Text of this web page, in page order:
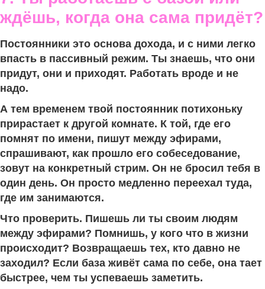
ждёшь, когда она сама придёт?
Постоянники это основа дохода, и с ними легко
впасть в пассивный режим. Ты знаешь, что они
придут, они и приходят. Работать вроде и не
надо.
А тем временем твой постоянник потихоньку
прирастает к другой комнате. К той, где его
помнят по имени, пишут между эфирами,
спрашивают, как прошло его собеседование,
зовут на конкретный стрим. Он не бросил тебя в
один день. Он просто медленно переехал туда,
где им занимаются.
Что проверить. Пишешь ли ты своим людям
между эфирами? Помнишь, у кого что в жизни
происходит? Возвращаешь тех, кто давно не
заходил? Если база живёт сама по себе, она тает
быстрее, чем ты успеваешь заметить.